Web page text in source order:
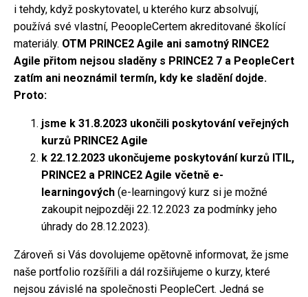
i tehdy, když poskytovatel, u kterého kurz absolvují,
používá své vlastní, PeoopleCertem akreditované školící
materiály. OTM PRINCE2 Agile ani samotný RINCE2
Agile přitom nejsou sladěny s PRINCE2 7 a PeopleCert
zatím ani neoznámil termín, kdy ke sladění dojde.
Proto:
jsme k 31.8.2023 ukončili poskytování veřejných
kurzů PRINCE2 Agile
k 22.12.2023 ukončujeme poskytování kurzů ITIL,
PRINCE2 a PRINCE2 Agile včetně e-
learningových (e-learningový kurz si je možné
zakoupit nejpozději 22.12.2023 za podmínky jeho
úhrady do 28.12.2023).
Zároveň si Vás dovolujeme opětovně informovat, že jsme
naše portfolio rozšířili a dál rozšiřujeme o kurzy, které
nejsou závislé na společnosti PeopleCert. Jedná se